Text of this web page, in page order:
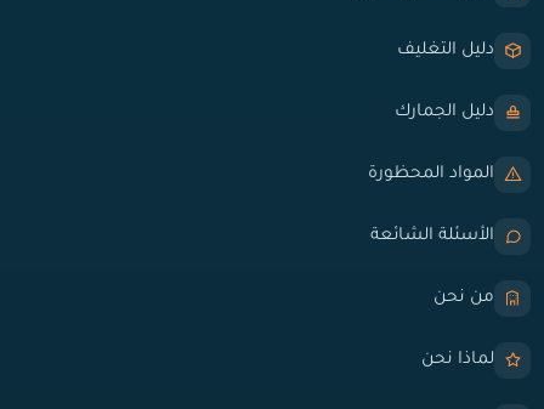
دليل التغليف
دليل الجمارك
المواد المحظورة
الأسئلة الشائعة
من نحن
لماذا نحن